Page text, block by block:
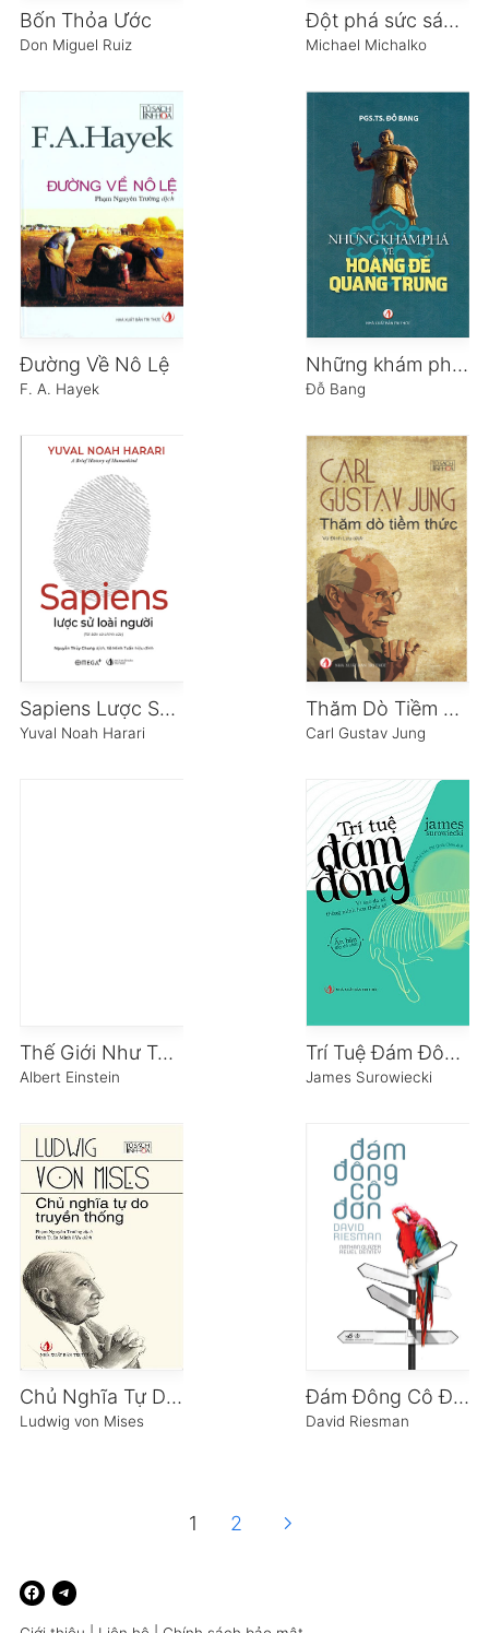
Bốn Thỏa Ước
Don Miguel Ruiz
Đột phá sức sáng tạo
Michael Michalko
Đường Về Nô Lệ
F. A. Hayek
Những khám phá về hoàng đế Quang Trung
Đỗ Bang
Sapiens Lược Sử Loài Người
Yuval Noah Harari
Thăm Dò Tiềm Thức
Carl Gustav Jung
Thế Giới Như Tôi Thấy
Albert Einstein
Trí Tuệ Đám Đông – Vì Sao Đa Số Thông Minh Hơn Thiểu Số
James Surowiecki
Chủ Nghĩa Tự Do Truyền Thống
Ludwig von Mises
Đám Đông Cô Đơn
David Riesman
1 2 chevron_right